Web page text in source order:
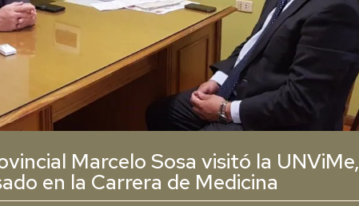
Marcelo Sosa visitó la UNViMe,
en la Carrera de Medicina